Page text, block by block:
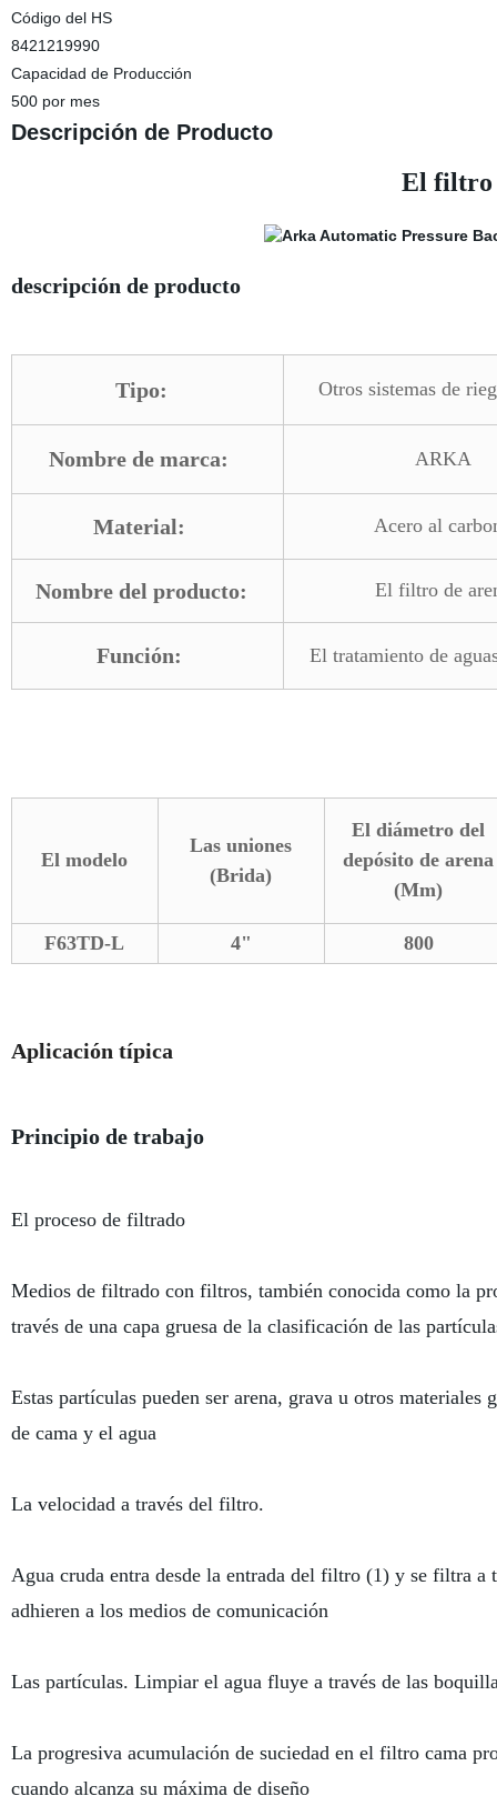
Código del HS
8421219990
Capacidad de Producción
500 por mes
Descripción de Producto
El filtro
descripción de producto
Tipo: Otros sistemas de
Nombre de marca: ARKA
Material: Acero al
Nombre del producto: El filtro de
Función: El tratamiento de
El modelo
Las uniones
(Brida)
El diámetro del
depósito de arena
(Mm)
F63TD-L 4" 800
Aplicación típica
Principio de trabajo
El proceso de filtrado
Medios de filtrado con filtros, también conocida como la
través de una capa gruesa de la clasificación de las
Estas partículas pueden ser arena, grava u otros
de cama y el agua
La velocidad a través del filtro.
Agua cruda entra desde la entrada del filtro (1) y se filtra
adhieren a los medios de comunicación
Las partículas. Limpiar el agua fluye a través de las
La progresiva acumulación de suciedad en el filtro cama
cuando alcanza su máxima de diseño